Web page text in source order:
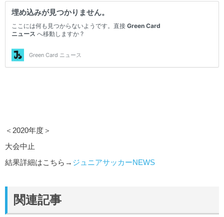
＜2020年度＞
大会中止
結果詳細はこちら→ ジュニアサッカーNEWS
関連記事